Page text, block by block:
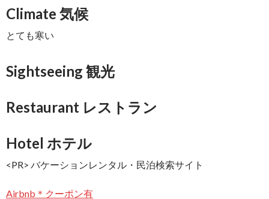
Climate 気候
とても寒い
Sightseeing 観光
Restaurant レストラン
Hotel ホテル
<PR> バケーションレンタル・民泊検索サイト
Airbnb＊クーポン有